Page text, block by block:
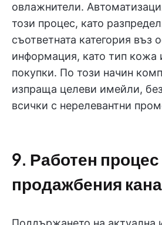
овлажнители.
този процес, като
съответната категория въз
информация, като тип кожа
покупки. По този начин
изпраща целеви имейли,
всички с нерелевантни
9. Работен процес
продажбения